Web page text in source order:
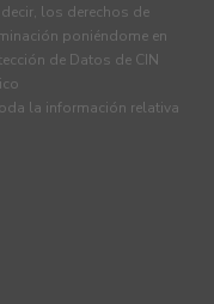
los derechos de
poniéndome en
de Datos de CIN
la información relativa